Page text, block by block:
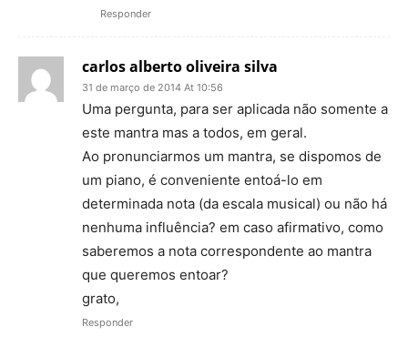
Responder
carlos alberto oliveira silva
31 de março de 2014 At 10:56
Uma pergunta, para ser aplicada não somente a
este mantra mas a todos, em geral.
Ao pronunciarmos um mantra, se dispomos de
um piano, é conveniente entoá-lo em
determinada nota (da escala musical) ou não há
nenhuma influência? em caso afirmativo, como
saberemos a nota correspondente ao mantra
que queremos entoar?
grato,
Responder